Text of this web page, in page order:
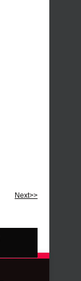
Next>>